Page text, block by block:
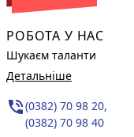
РОБОТА У НАС
Шукаєм таланти
Детальніше
phone_in_talk(0382) 70 98 20,
(0382) 70 98 40